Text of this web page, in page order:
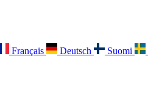
Français Deutsch Suomi